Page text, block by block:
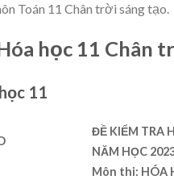
Toán 11 Chân trời sáng tạo.
học 11 Chân
11
ĐỀ KIỂM TRA
NĂM HỌC
Môn thi: HÓA